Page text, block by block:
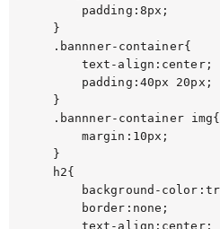
}
.bannner-container{
}
.bannner-container img{
}
h2{